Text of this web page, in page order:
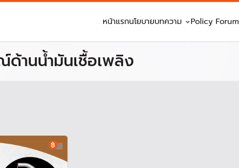
หน้าแรกนโยบายบทความ Policy Forum
านน้ำมันเชื้อเพลิง